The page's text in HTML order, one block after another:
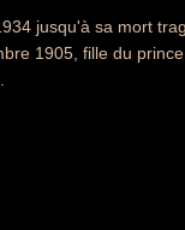
jusqu'à sa mort
1905, fille du prince